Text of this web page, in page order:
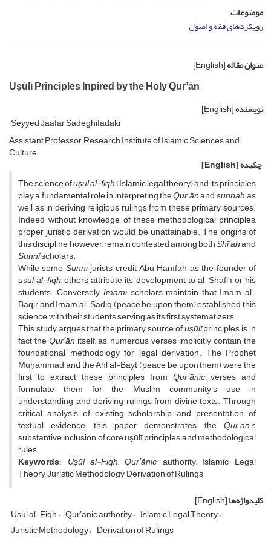
موضوعات
رویکردهای فقه و اصول
عنوان مقاله[English]
Uṣūlī Principles Inpired by the Holy Qurʼān
نویسنده[English]
Seyyed Jaafar Sadeghifadaki
Assistant Professor, Research Institute of Islamic Sciences and
Culture
چکیده[English]
The science ofuṣūl al-fiqh(Islamic legal theory) and its principles
play a fundamental role in interpreting theQurʼānandsunnah, as
well as in deriving religious rulings from these primary sources.
Indeed, without knowledge of these methodological principles,
proper juristic derivation would be unattainable. The origins of
this discipline, however, remain contested among bothShīʻahand
Sunnīscholars.
While someSunnījurists credit Abū Hanīfah as the founder of
uṣūl al-fiqh, others attribute its development to al-Shāfiʻī or his
students. Conversely,Imāmīscholars maintain that Imām al-
Bāqir and Imām al-Ṣādiq (peace be upon them) established this
science, with their students serving as its first systematizers.
This study argues that the primary source ofuṣūlīprinciples is in
fact theQurʼān itself, as numerous verses implicitly contain the
foundational methodology for legal derivation. The Prophet
Muḥammad and the Ahl al-Bayt (peace be upon them) were the
first to extract these principles from Qurʼānic verses and
formulate them for the Muslim community’s use in
understanding and deriving rulings from divine texts. Through
critical analysis of existing scholarship and presentation of
textual evidence, this paper demonstrates the Qurʼān’s
substantive inclusion of core uṣūlī principles and methodological
rules.
Keywords: Uṣūl al-Fiqh,Qurʼānic authority, Islamic Legal
Theory, Juristic Methodology, Derivation of Rulings
کلیدواژه‌ها[English]
Uṣūl al-Fiqh Qurʼānic authority Islamic Legal Theory
Juristic Methodology Derivation of Rulings